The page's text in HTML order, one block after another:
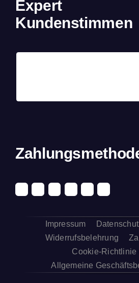
Expert
Kundenstimmen
Impressum
Widerrufsbelehrung
Cookie-Richtlinie
Allgemeine